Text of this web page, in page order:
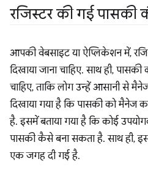
रजिस्टर की गई पासकी
आपकी वेबसाइट या ऐप्लिकेशन में,
दिखाया जाना चाहिए. साथ ही, पासकी
चाहिए, ताकि लोग उन्हें आसानी से
दिखाया गया है कि पासकी को मैनेज
है. इसमें बताया गया है कि कोई
पासकी कैसे बना सकता है. साथ ही,
एक जगह दी गई है.